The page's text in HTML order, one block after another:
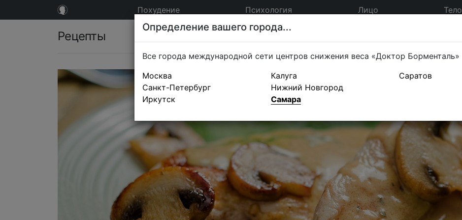
Похудение Психология Лицо Тело
Рецепты
Определение вашего города...
Все города международной сети центров снижения веса «Доктор Борменталь»
Москва
Санкт-Петербург
Иркутск
Калуга
Нижний Новгород
Самара
Саратов